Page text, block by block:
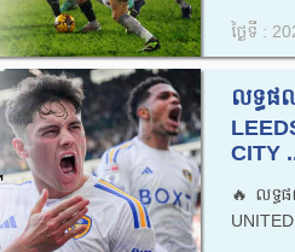
ថ្ងៃទី :
លទ្ធផ
CITY
🔥លទ្ធ